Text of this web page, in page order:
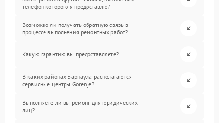
телефон которого я предоставлю?
Возможно ли получать обратную связь в
процессе выполнения ремонтных работ?
Какую гарантию вы предоставляете?
В каких районах Барнаула располагаются
сервисные центры Gorenje?
Выполняете ли вы ремонт для юридических
лиц?